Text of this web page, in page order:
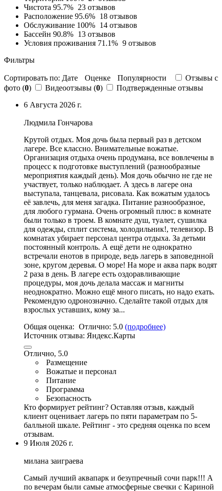
Чистота 95.7% 23 отзывов
Расположение 95.6% 18 отзывов
Обслуживание 100% 14 отзывов
Бассейн 90.8% 13 отзывов
Условия проживания 71.1% 9 отзывов
Фильтры
Сортировать по: Дате Оценке Популярности
Отзывы c
фото (0) Видеоотзывы (0)
Подтвержденные отзывы
6 Августа 2026 г.
Людмила Гончарова
Крутой отдых. Моя дочь была первый раз в детском
лагере. Все классно. Внимательные вожатые.
Организация отдыха очень продумана, все вовлечены в
процесс к подготовке выступлений (разнообразные
мероприятия каждый день). Моя дочь обычно не где не
участвует, только наблюдает. А здесь в лагере она
выступала, танцевала, рисовала. Как вожатым удалось
её завлечь, для меня загадка. Питание разнообразное,
для любого гурмана. Очень огромный плюс: в комнате
были только в троем. В комнате душ, туалет, сушилка
для одежды, сплит система, холодильник!, телевизор. В
комнатах убирает персонал центра отдыха. За детьми
постоянный контроль. А ещё дети не однократно
встречали енотов в природе, ведь лагерь в заповеднной
зоне, кругом деревья. О море! На море и аква парк водят
2 раза в день. В лагере есть оздоравливающие
процедуры, моя дочь делала массаж и магниты
неоднократно. Можно ещё много писать, но надо ехать.
Рекомендую одронозначно. Сделайте такой отдых для
взрослых уставших, кому за...
Общая оценка: Отлично: 5.0 (подробнее)
Источник отзыва: Яндекс.Карты
Отлично, 5.0
Размещение
Вожатые и персонал
Питание
Программа
Безопасность
Кто формирует рейтинг? Оставляя отзыв, каждый
клиент оценивает лагерь по пяти параметрам по 5-
балльной шкале. Рейтинг - это средняя оценка по всем
отзывам.
9 Июля 2026 г.
милана заиграева
Самый лучший аквапарк и безупречный сочи парк!!! А
по вечерам были самые атмосферные свечки с Кариной